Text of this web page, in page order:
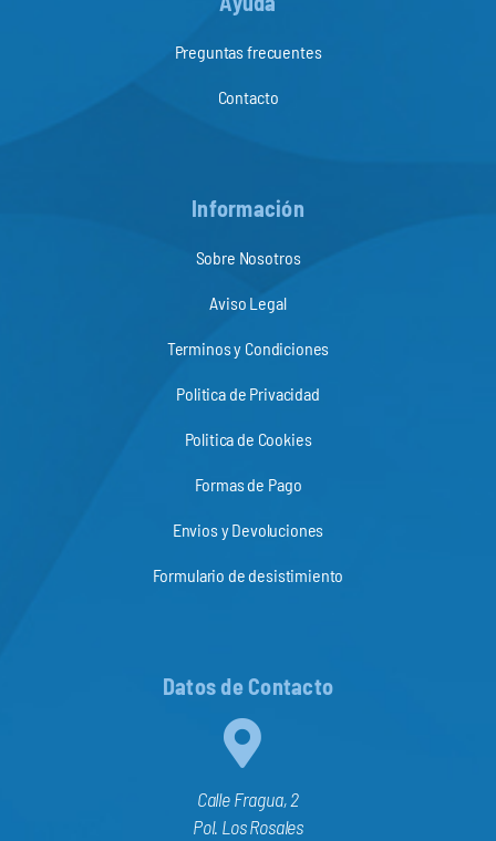
Preguntas frecuentes
Contacto
Información
Sobre Nosotros
Aviso Legal
Terminos y Condiciones
Politica de Privacidad
Politica de Cookies
Formas de Pago
Envios y Devoluciones
Formulario de desistimiento
Datos de Contacto
Calle Fragua, 2
Pol. Los Rosales